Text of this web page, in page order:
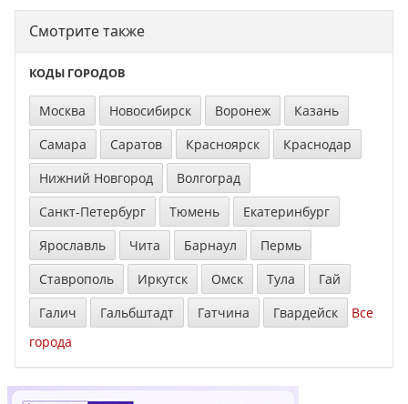
Смотрите также
КОДЫ ГОРОДОВ
Москва Новосибирск Воронеж
Казань
Самара
Саратов Красноярск
Краснодар
Нижний Новгород
Волгоград
Санкт-Петербург
Тюмень
Екатеринбург
Ярославль
Чита Барнаул
Пермь
Ставрополь
Иркутск Омск Тула
Гай
Галич
Гальбштадт Гатчина Гвардейск
Все
города